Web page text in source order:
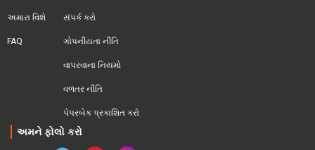
અમારા વિશે
FAQ
સંપર્ક કરો
ગોપનીયતા નીતિ
વાપરવાના નિયમો
વળતર નીતિ
પેપરબેક પ્રકાશિત કરો
અમને ફોલો કરો